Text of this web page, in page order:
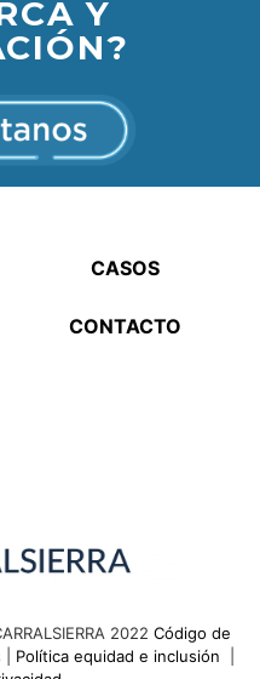
Y
CASOS
CONTACTO
2022 Código de
Política equidad e inclusión